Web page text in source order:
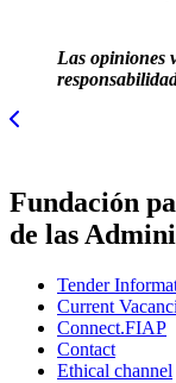
Las opiniones
Fundación
de las
Tender
Current
Connect.FIAP
Contact
Ethical channel